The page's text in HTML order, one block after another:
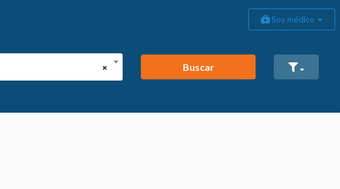
Soy médico
×
Buscar